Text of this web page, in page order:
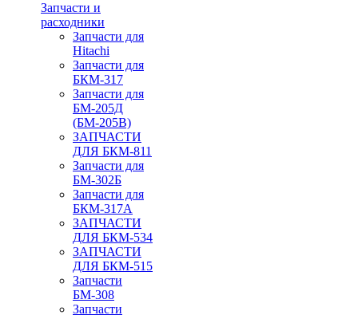
Запчасти и
расходники
Запчасти для
Hitachi
Запчасти для
БКМ-317
Запчасти для
БМ-205Д
(БМ-205В)
ЗАПЧАСТИ
ДЛЯ БКМ-811
Запчасти для
БМ-302Б
Запчасти для
БКМ-317А
ЗАПЧАСТИ
ДЛЯ БКМ-534
ЗАПЧАСТИ
ДЛЯ БКМ-515
Запчасти
БМ-308
Запчасти